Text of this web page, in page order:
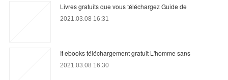
Livres gratuits que vous téléchargez Guide de
2021.03.08 16:31
It ebooks téléchargement gratuit L'homme sans
2021.03.08 16:30